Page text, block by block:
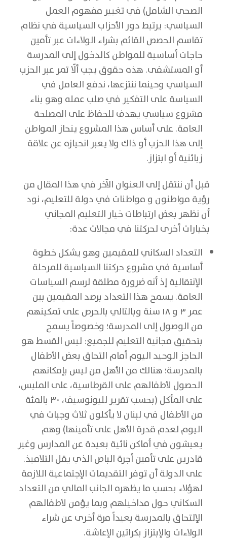
الصحي الشامل) في تغيير مفهوم العمل
السياسي: يرتبط دور الأحزاب السياسية في نظام
تقاسم الحصص القائم بشراء الولاءات عبر تأمين
حاجات أساسية للمواطن كالدخول إلى المدرسة
أو المستشفى. هذه حقوق يجب ألّا تمر عبر الحزب
السياسي وحينما ننتزعها، ندفع العامل في
السياسة على التفكير في صلب عمله وهو بناء
مشروع سياسي يهدف للحفاظ على المصلحة
العامة. على أساس هذا المشروع ينحاز المواطن
إلى هذا الحزب أو ذاك ولا يعبر انحيازه عن علاقة
زبائنية أو ابتزاز.
قبل أن ننتقل إلى العنوان الآخر في هذا المقال من
رؤية مواطنون و مواطنات في دولة للتعليم، نود
أن نظهر بعض ارتباطات خيار التعليم المجاني
بخيارات أخرى لحركتنا في مجالات عدة:
التعداد السكاني للمقيمين وهو يشكل خطوة
أساسية في مشروع حركتنا السياسية للمرحلة
الإنتقالية إذ أنه ضرورة مطلقة لرسم السياسات
العامة. يسمح هذا التعداد برصد المقيمين بين
عمر ٣ و ١٨ سنة وبالتالي بالحرص على تمكينهم
من الوصول إلى المدرسة؛ وخصوصاً يسمح
بتحقيق مجانية التعليم للجميع: ليس القسط هو
الحاجز الوحيد اليوم أمام التحاق بعض الأطفال
بالمدرسة؛ هنالك من الأهل من ليس بإمكانهم
الحصول لأطفالهم على القرطاسية، على الملبس،
على المأكل (بحسب تقرير لليونوسيف، ٣٠ بالمئة
من الأطفال في لبنان لا يأكلون ثلاث وجبات في
اليوم لعدم قدرة الأهل على تأمينها) وهم
يعيشون في أماكن نائية بعيدة عن المدارس وغير
قادرين على تأمين أجرة الباص الذي يقل التلاميذ.
على الدولة أن توفر التقديمات الإجتماعية اللازمة
لهؤلاء بحسب ما يظهره الجانب المالي من التعداد
السكاني حول مداخيلهم وبما يؤمن لأطفالهم
الإلتحاق بالمدرسة بعيداً مرة أخرى عن شراء
الولاءات والإبتزاز بكراتين الإعاشة.